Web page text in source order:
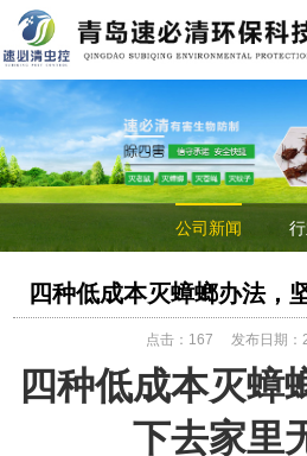
公司新闻
四种低成本灭蟑螂办法，
点击： 167 发布日期：
四种低成本灭蟑
下去家里